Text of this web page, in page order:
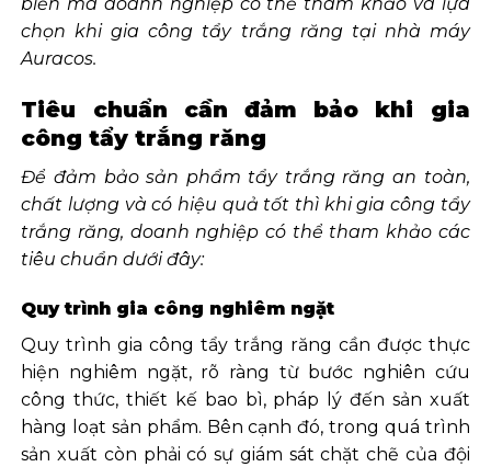
chọn khi gia công tẩy trắng răng tại nhà máy
Auracos.
Tiêu chuẩn cần đảm bảo khi gia
công tẩy trắng răng
Để đảm bảo sản phẩm tẩy trắng răng an toàn,
chất lượng và có hiệu quả tốt thì khi gia công tẩy
trắng răng, doanh nghiệp có thể tham khảo các
tiêu chuẩn dưới đây:
Quy trình gia công nghiêm ngặt
Quy trình gia công tẩy trắng răng cần được thực
hiện nghiêm ngặt, rõ ràng từ bước nghiên cứu
công thức, thiết kế bao bì, pháp lý đến sản xuất
hàng loạt sản phẩm. Bên cạnh đó, trong quá trình
sản xuất còn phải có sự giám sát chặt chẽ của đội